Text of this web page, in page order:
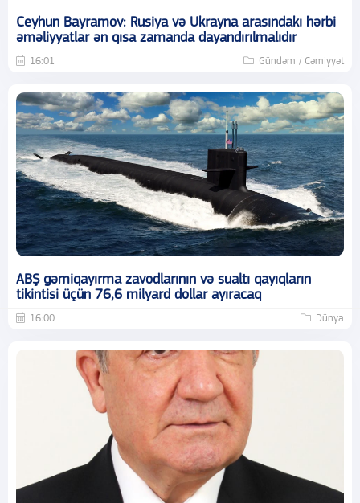
Ceyhun Bayramov: Rusiya və Ukrayna arasındakı hərbi
əməliyyatlar ən qısa zamanda dayandırılmalıdır
16:01 Gündəm / Cəmiyyət
ABŞ gəmiqayırma zavodlarının və sualtı qayıqların
tikintisi üçün 76,6 milyard dollar ayıracaq
16:00 Dünya